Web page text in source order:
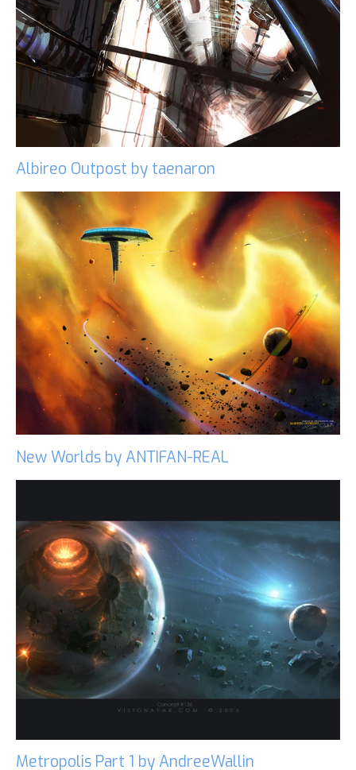
Albireo Outpost by taenaron
New Worlds by ANTIFAN-REAL
Metropolis Part 1 by AndreeWallin